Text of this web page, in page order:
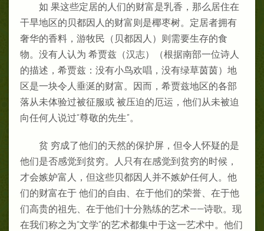
如 果这些定居的人们的财富是乳香，那么居住在
干旱地区的贝都因人的财富则是椰枣树。定居者拥有
奢华的香料，游牧民（贝都因人）则需要生存的食
物。没有人认为 希贾兹（汉志）（根据南部一位诗人
的描述，希贾兹：没有小鸟欢唱，没有绿草茵茵）地
区是一块令人垂涎的财富。因而，希贾兹地区的各部
落从未体验过被征服或 被压迫的厄运，他们从未被迫
向任何人说过“尊敬的先生”。
贫 穷成了他们的天然的保护屏，但令人怀疑的是
他们是否感觉到贫穷。人只有在感觉到贫穷的时候，
才会嫉妒富人，但这些贝都因人并不嫉妒任何人。他
们的财富在于 他们的自由、在于他们的荣誉、在于他
们高贵的祖先、在于他们十分熟练的艺术——诗歌。现
在我们称之为“文学”的艺术都集中于这一艺术中。他们